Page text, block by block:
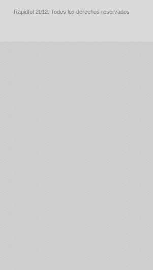
Rapidfot 2012. Todos los derechos reservados